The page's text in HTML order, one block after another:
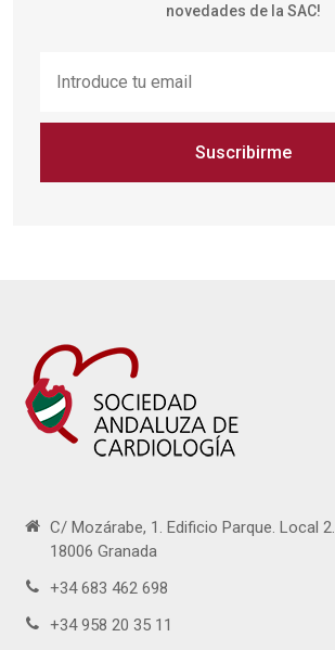
novedades de la SAC!
Suscribirme
C/ Mozárabe, 1. Edificio Parque. Local 2.
18006 Granada
+34 683 462 698
+34 958 20 35 11